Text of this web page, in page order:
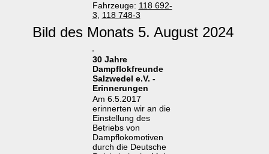
Fahrzeuge: 118 692-
3
118 748-3
Bild des Monats 5. August 2024
30 Jahre
Dampflokfreunde
Salzwedel e.V. -
Erinnerungen
Am 6.5.2017
erinnerten wir an die
Einstellung des
Betriebs von
Dampflokomotiven
durch die Deutsche